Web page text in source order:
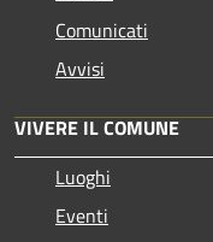
Comunicati
Avvisi
VIVERE IL COMUNE
Luoghi
Eventi